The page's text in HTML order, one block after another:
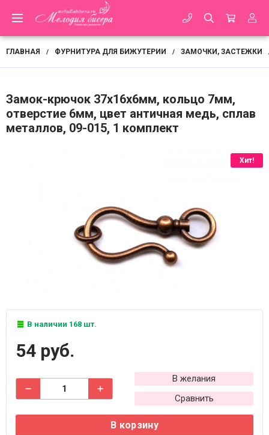
ГЛАВНАЯ / ФУРНИТУРА ДЛЯ БИЖУТЕРИИ / ЗАМОЧКИ, ЗАСТЕЖКИ
Замок-крючок 37х16х6мм, кольцо 7мм,
отверстие 6мм, цвет античная медь, сплав
металлов, 09-015, 1 комплект
Хит!
В наличии 168 шт.
54 руб.
В желания
Сравнить
В корзину